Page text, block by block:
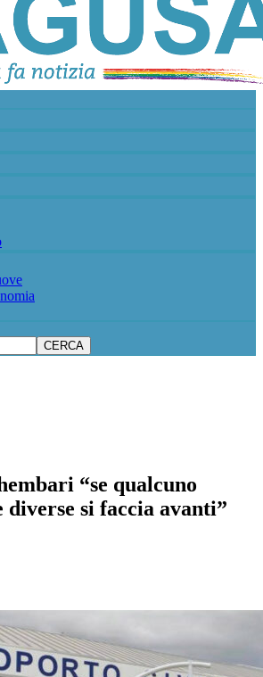
“se qualcuno
diverse si faccia avanti”